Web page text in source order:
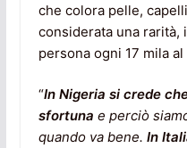
che colora pelle,
considerata una rarità,
persona ogni 17 mila
“In Nigeria si crede
sfortuna e perciò
quando va bene. In